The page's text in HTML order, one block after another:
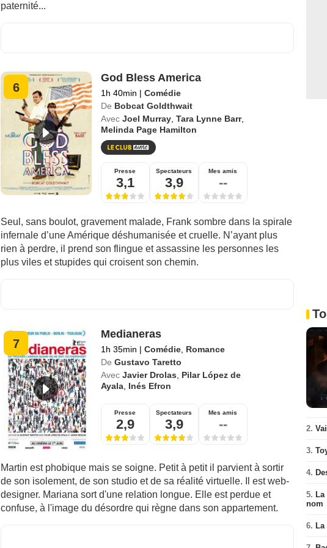
paternité...
6
God Bless America
1h 40min | Comédie
De Bobcat Goldthwait
Avec Joel Murray, Tara Lynne Barr,
Melinda Page Hamilton
Presse
3,1
Spectateurs
3,9
Mes amis
--
Seul, sans boulot, gravement malade, Frank sombre dans la spirale
infernale d’une Amérique déshumanisée et cruelle. N’ayant plus
rien à perdre, il prend son flingue et assassine les personnes les
plus viles et stupides qui croisent son chemin.
7
Medianeras
1h 35min | Comédie, Romance
De Gustavo Taretto
Avec Javier Drolas, Pilar López de
Ayala, Inés Efron
Presse
2,9
Spectateurs
3,9
Mes amis
--
Martin est phobique mais se soigne. Petit à petit il parvient à sortir
de son isolement, de son studio et de sa réalité virtuelle. Il est web-
designer. Mariana sort d'une relation longue. Elle est perdue et
confuse, à l'image du désordre qui règne dans son appartement.
2.
3.
4.
5.
nom
6.